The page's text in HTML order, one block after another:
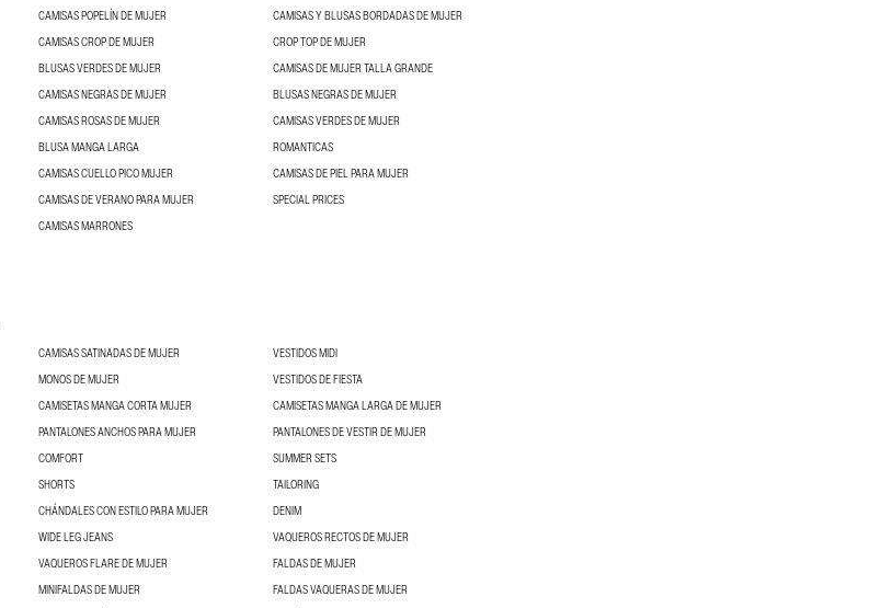
CAMISAS POPELÍN DE MUJER
CAMISAS Y BLUSAS BORDADAS DE MUJER
CAMISAS CROP DE MUJER
CROP TOP DE MUJER
BLUSAS VERDES DE MUJER
CAMISAS DE MUJER TALLA GRANDE
CAMISAS NEGRAS DE MUJER
BLUSAS NEGRAS DE MUJER
CAMISAS ROSAS DE MUJER
CAMISAS VERDES DE MUJER
BLUSA MANGA LARGA
ROMANTICAS
CAMISAS CUELLO PICO MUJER
CAMISAS DE PIEL PARA MUJER
CAMISAS DE VERANO PARA MUJER
SPECIAL PRICES
CAMISAS MARRONES
CAMISAS SATINADAS DE MUJER
VESTIDOS MIDI
MONOS DE MUJER
VESTIDOS DE FIESTA
CAMISETAS MANGA CORTA MUJER
CAMISETAS MANGA LARGA DE MUJER
PANTALONES ANCHOS PARA MUJER
PANTALONES DE VESTIR DE MUJER
COMFORT
SUMMER SETS
SHORTS
TAILORING
CHÁNDALES CON ESTILO PARA MUJER
DENIM
WIDE LEG JEANS
VAQUEROS RECTOS DE MUJER
VAQUEROS FLARE DE MUJER
FALDAS DE MUJER
MINIFALDAS DE MUJER
FALDAS VAQUERAS DE MUJER